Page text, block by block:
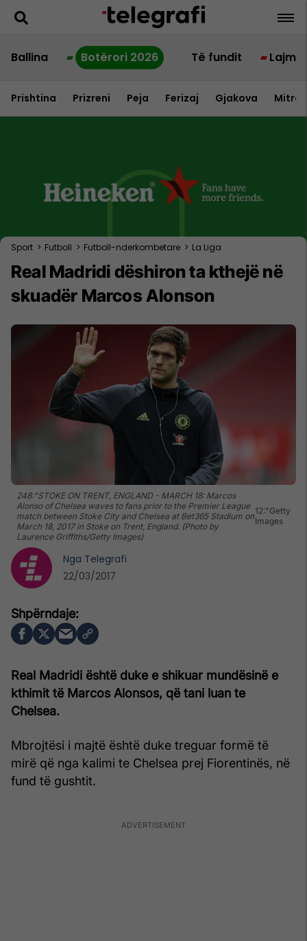
Ballina Botërori 2026 Të fundit Lajme
Prishtina Prizreni Peja Ferizaj Gjakova
Sport > Futboll > Futboll-nderkombetare > La Liga
Real Madridi dëshiron ta kthejë në
skuadër Marcos Alonson
248:"STOKE ON TRENT, ENGLAND - MARCH 18: Marcos
Alonso of Chelsea waves to fans prior to the Premier League
match between Stoke City and Chelsea at Bet365 Stadium on
March 18, 2017 in Stoke on Trent, England. (Photo by
Laurence Griffiths/Getty Images)
12:"Getty
Images
Real Madridi është duke e shikuar mundësinë e
kthimit të Marcos Alonsos, që tani luan te
Chelsea.
Mbrojtësi i majtë është duke treguar formë të
mirë që nga kalimi te Chelsea prej Fiorentinës, në
fund të gushtit.
Nga Telegrafi
22/03/2017